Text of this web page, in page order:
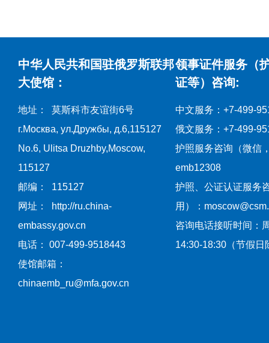
中华人民共和国驻俄罗斯联邦
大使馆：
地址： 莫斯科市友谊街6号
г.Москва, ул.Дружбы, д.6,115127
No.6, Ulitsa Druzhby,Moscow,
115127
邮编： 115127
网址： http://ru.china-
embassy.gov.cn
电话： 007-499-9518443
使馆邮箱：
chinaemb_ru@mfa.gov.cn
领事证件服务（
证等）咨询:
中文服务：+7-499-
俄文服务：+7-499-
护照服务咨询（微信
emb12308
护照、公证认证服务
用）：
咨询电话接听时间：
14:30-18:30（节假日